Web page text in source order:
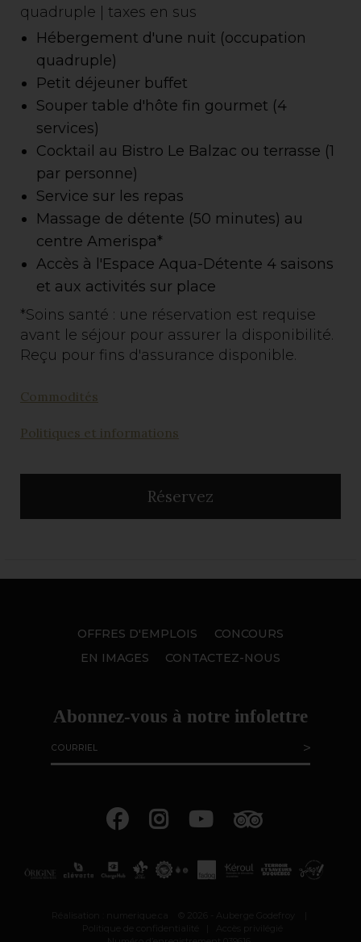
quadruple | taxes en sus
Hébergement d'une nuit (occupation
quadruple)
Petit déjeuner buffet
Souper table d'hôte fin gourmet (4
services)
Cocktail au Bistro Le Balzac ou terrasse (1
par personne)
Service sur les repas
Massage de détente (50 minutes) au
centre Amerispa*
Accès à l'Espace Aqua-Détente 4 saisons
et aux activités sur place
*Soins santé : une réservation est requise
avant le séjour pour assurer la disponibilité.
Reçu pour fins d'assurance disponible.
Commodités
Politiques et informations
Réservez
CONCOURS
OFFRES D'EMPLOIS
Abonnez-vous à notre infolettre
EN IMAGES CONTACTEZ-NOUS